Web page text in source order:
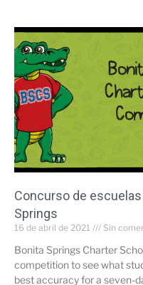
Concurso de
Springs
16 de abril de 2021 Sin
Bonita Springs Charter
competition to see what
best accuracy for a seven-